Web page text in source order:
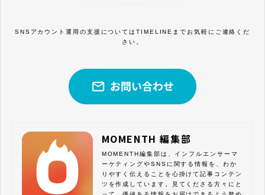
SNSアカウント運用の支援についてはTIMELINEまでお気軽にご連絡くだ
さい。
MOMENTH 編集部
MOMENTH編集部は、インフルエンサーマ
ーケティングやSNSに関する情報を、わか
りやすく伝えることを心掛けて記事コンテン
ツを作成しています。見てくださる方々にと